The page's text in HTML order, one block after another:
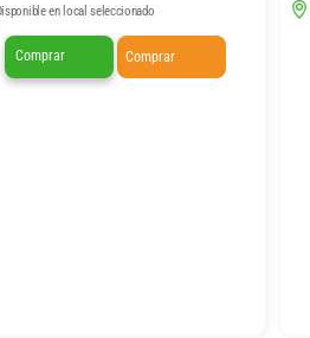
en local seleccionado
Comprar Comprar